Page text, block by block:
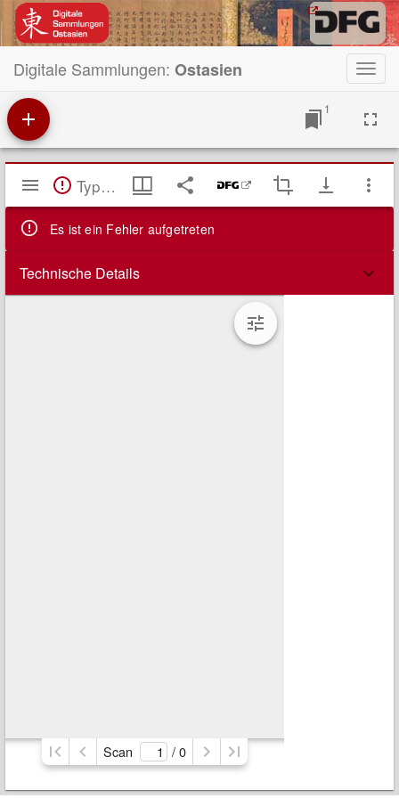
Digitale Sammlungen: Ostasien
1
Mirador
Viewer TypeError: Failed to fetch
Es ist ein Fehler aufgetreten
Technische Details
Scan / 0